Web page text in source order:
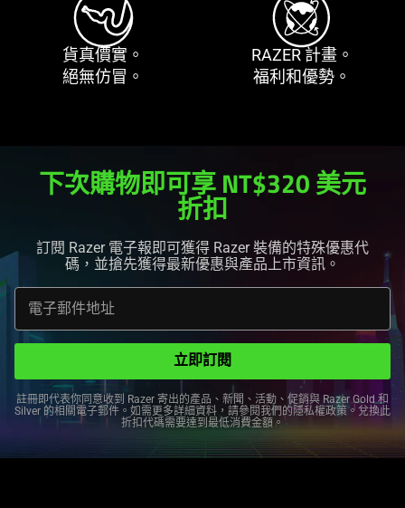
貨真價實 。
絕無仿冒 。
RAZER 計畫。
福利和優勢 。
下次購物即可享 NT$320 美元
折扣
訂閱 Razer 電子報即可獲得 Razer 裝備的特殊優惠代
碼，並搶先獲得最新優惠與產品上市資訊 。
電子郵件地址
立即訂閱
註冊即代表你同意收到 Razer 寄出的產品、新聞、活動、促銷與 Razer Gold 和
Silver 的相關電子郵件。如需更多詳細資料，請參閱我們的隱私權政策。兌換此
折扣代碼需要達到最低消費金額 。